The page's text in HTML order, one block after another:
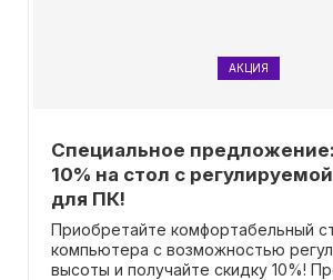
АКЦИЯ
Специальное
10% на стол с
для ПК!
Приобретайте комфортабельный
компьютера с возможностью
высоты и получайте скидку 10%!